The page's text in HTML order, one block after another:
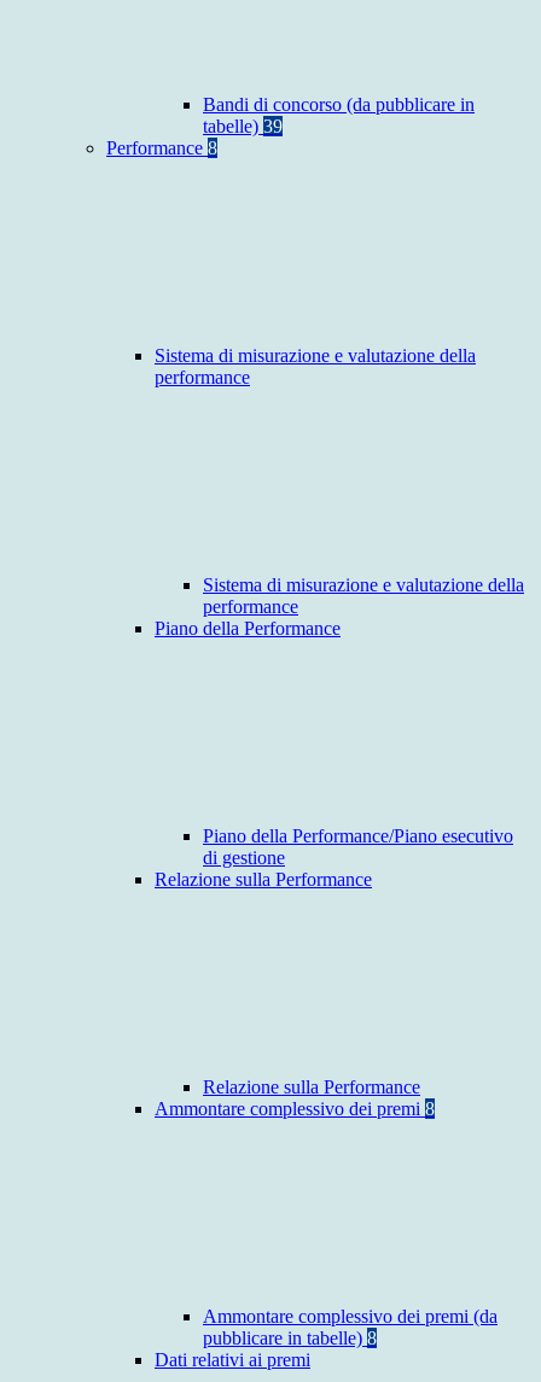
Bandi di concorso (da pubblicare in
tabelle) 39
Performance 8
Sistema di misurazione e valutazione della
performance
Sistema di misurazione e valutazione della
performance
Piano della Performance
Piano della Performance/Piano esecutivo
di gestione
Relazione sulla Performance
Relazione sulla Performance
Ammontare complessivo dei premi 8
Ammontare complessivo dei premi (da
pubblicare in tabelle) 8
Dati relativi ai premi